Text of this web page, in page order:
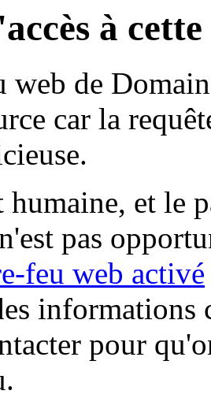
à
web de
car la
humaine, et le
pas
feu web activé
informations
pour